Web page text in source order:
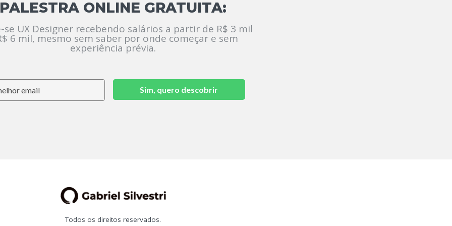
PALESTRA ONLINE GRATUITA:
se UX Designer recebendo salários a partir de R$ 3 mil
6 mil, mesmo sem saber por onde começar e sem
experiência prévia.
Sim, quero descobrir
Todos os direitos reservados.